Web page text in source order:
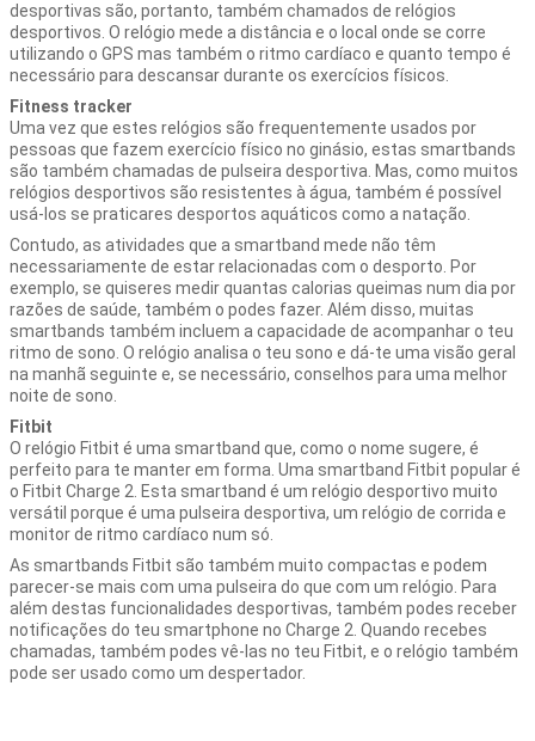
desportivas são, portanto, também chamados de relógios
desportivos. O relógio mede a distância e o local onde se corre
utilizando o GPS mas também o ritmo cardíaco e quanto tempo é
necessário para descansar durante os exercícios físicos.
Fitness tracker
Uma vez que estes relógios são frequentemente usados por
pessoas que fazem exercício físico no ginásio, estas smartbands
são também chamadas de pulseira desportiva. Mas, como muitos
relógios desportivos são resistentes à água, também é possível
usá-los se praticares desportos aquáticos como a natação.
Contudo, as atividades que a smartband mede não têm
necessariamente de estar relacionadas com o desporto. Por
exemplo, se quiseres medir quantas calorias queimas num dia por
razões de saúde, também o podes fazer. Além disso, muitas
smartbands também incluem a capacidade de acompanhar o teu
ritmo de sono. O relógio analisa o teu sono e dá-te uma visão geral
na manhã seguinte e, se necessário, conselhos para uma melhor
noite de sono.
Fitbit
O relógio Fitbit é uma smartband que, como o nome sugere, é
perfeito para te manter em forma. Uma smartband Fitbit popular é
o Fitbit Charge 2. Esta smartband é um relógio desportivo muito
versátil porque é uma pulseira desportiva, um relógio de corrida e
monitor de ritmo cardíaco num só.
As smartbands Fitbit são também muito compactas e podem
parecer-se mais com uma pulseira do que com um relógio. Para
além destas funcionalidades desportivas, também podes receber
notificações do teu smartphone no Charge 2. Quando recebes
chamadas, também podes vê-las no teu Fitbit, e o relógio também
pode ser usado como um despertador.